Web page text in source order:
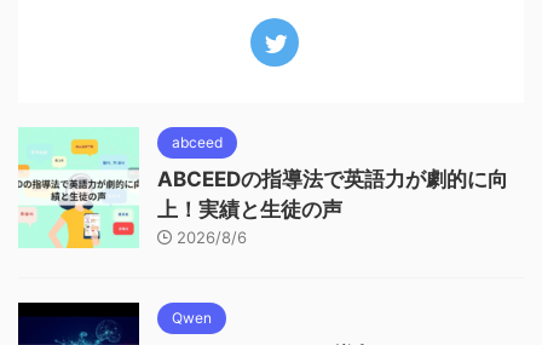
abceed
ABCEEDの指導法で英語力が劇的に向
上！実績と生徒の声
2026/8/6
Qwen